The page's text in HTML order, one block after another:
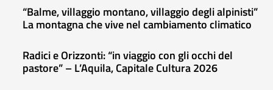
“Balme, villaggio montano, villaggio degli alpinisti”
La montagna che vive nel cambiamento climatico
Radici e Orizzonti: “in viaggio con gli occhi del
pastore” – L’Aquila, Capitale Cultura 2026